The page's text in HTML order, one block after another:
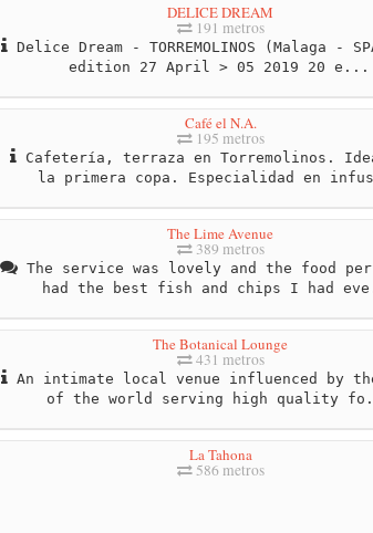
DELICE DREAM
191 metros
Delice Dream - TORREMOLINOS (Malaga -
edition 27 April > 05 2019 20 e...
Café el N.A.
195 metros
Cafetería, terraza en Torremolinos.
la primera copa. Especialidad en
The Lime Avenue
389 metros
The service was lovely and the food
had the best fish and chips I had
The Botanical Lounge
431 metros
An intimate local venue influenced by
of the world serving high quality
La Tahona
586 metros